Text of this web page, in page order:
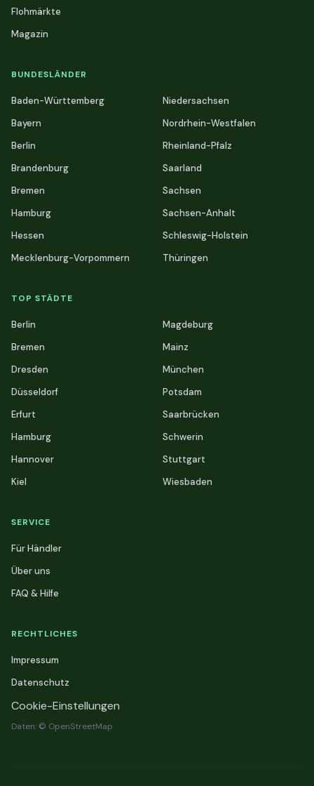
Flohmärkte
Magazin
BUNDESLÄNDER
Baden-Württemberg
Bayern
Berlin
Brandenburg
Bremen
Hamburg
Hessen
Mecklenburg-Vorpommern
Niedersachsen
Nordrhein-Westfalen
Rheinland-Pfalz
Saarland
Sachsen
Sachsen-Anhalt
Schleswig-Holstein
Thüringen
TOP STÄDTE
Berlin
Bremen
Dresden
Düsseldorf
Erfurt
Hamburg
Hannover
Kiel
Magdeburg
Mainz
München
Potsdam
Saarbrücken
Schwerin
Stuttgart
Wiesbaden
SERVICE
Für Händler
Über uns
FAQ & Hilfe
RECHTLICHES
Impressum
Datenschutz
Cookie-Einstellungen
Daten: © OpenStreetMap